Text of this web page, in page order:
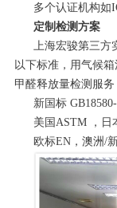
多个认证机构如
定制检测方案
上海宏骏第三
以下标准，用气候
甲醛释放量检测服务
新国标
美国ASTM ，日
欧标EN，澳洲/